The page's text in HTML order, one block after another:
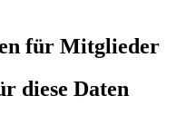
für Mitglieder
diese Daten